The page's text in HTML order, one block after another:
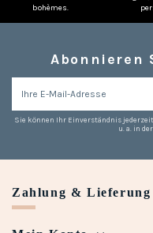
bohèmes.
Abonnieren
Sie können Ihr Einverständnis
u. a. in
Zahlung & Lieferung